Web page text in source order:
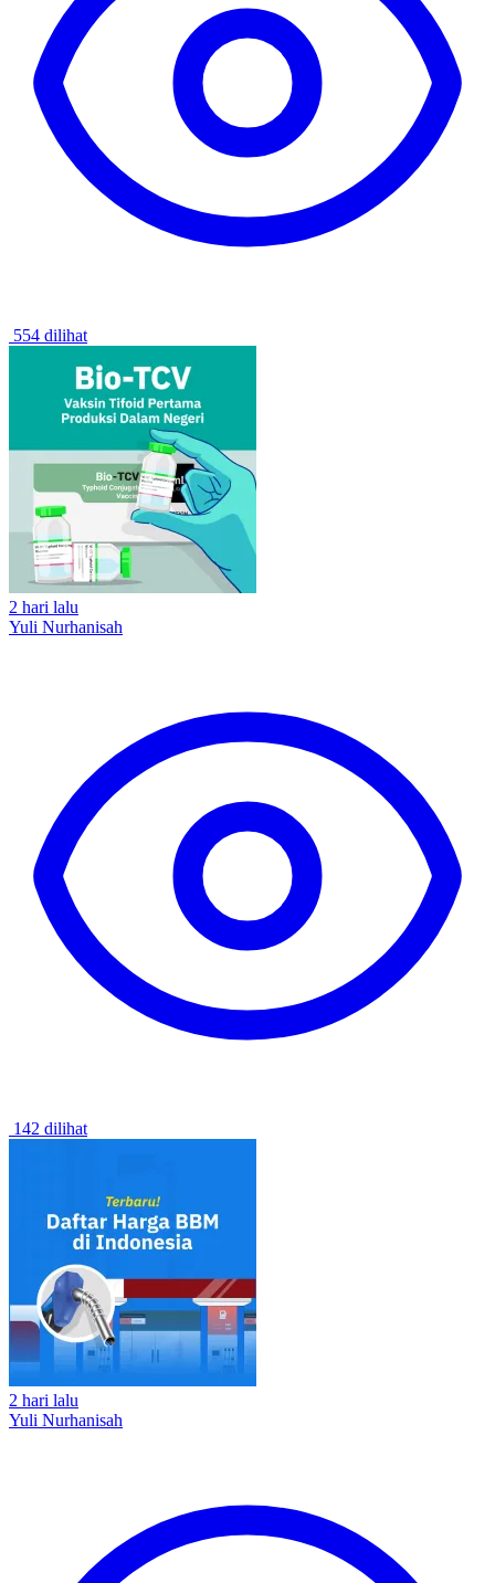
554 dilihat
2 hari lalu
Yuli Nurhanisah
142 dilihat
2 hari lalu
Yuli Nurhanisah